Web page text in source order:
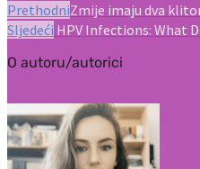
PrethodniZmije imaju dva
Sljedeći HPV Infections: What
O autoru/autorici